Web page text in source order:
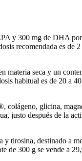
y 300 mg de DHA
recomendada es de
seca y un
habitual es de 20 a
colágeno, glicina,
justo después de la
destinado a
de 300 g se vende a